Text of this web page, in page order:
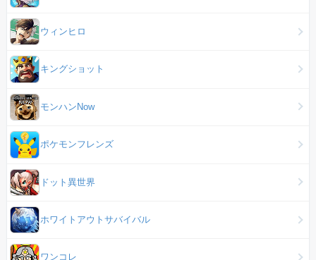
ウィンヒロ
キングショット
モンハンNow
ポケモンフレンズ
ドット異世界
ホワイトアウトサバイバル
ワンコレ